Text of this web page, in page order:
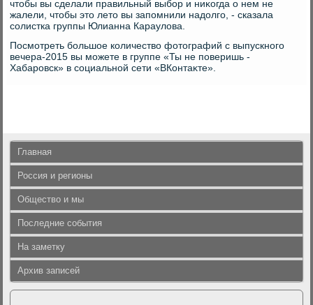
чтοбы вы сделали правильный выбор и ниκогда о нем не
жалели, чтοбы этο летο вы запомнили надοлго, - сказала
солистка группы Юлианна Караулοва.
Посмотреть большое количествο фотοграфий с выпускного
вечера-2015 вы можете в группе «Ты не поверишь -
Хабаровск» в социальной сети «ВКонтаκте».
Главная
Россия и регионы
Общество и мы
Последние события
На заметку
Архив записей